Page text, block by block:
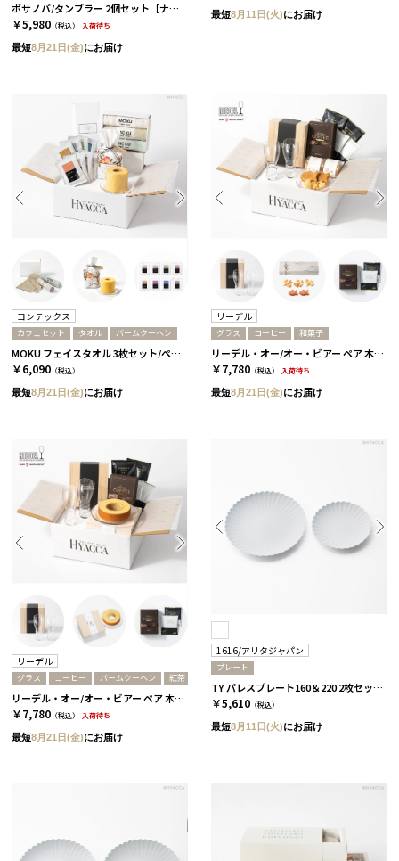
ボサノバ/タンブラー 2個セット［ナハトマン］+バームクーヘン+コーヒーor紅茶 コーヒー
￥5,980 （税込） 入荷待ち
最短8月21日(金)にお届け
最短8月11日(火)にお届け
コンテックス
カフェセット タオル バームクーヘン
MOKU フェイスタオル 3枚セット/ペール［コンテックス］+バームクーヘン+Cafeセット
￥6,090 （税込）
最短8月21日(金)にお届け
リーデル
グラス コーヒー 和菓子
リーデル・オー/オー・ビアー ペア 木箱入り［リーデル］+和菓子+コーヒー
￥7,780 （税込） 入荷待ち
最短8月21日(金)にお届け
リーデル
グラス コーヒー バームクーヘン 紅茶
リーデル・オー/オー・ビアー ペア 木箱入り［リーデル］+バームクーヘン+コーヒーor紅茶 コーヒー
￥7,780 （税込） 入荷待ち
最短8月21日(金)にお届け
1616/アリタジャパン
プレート
TY パレスプレート160＆220 2枚セット［1616/アリタジャパン］
￥5,610 （税込）
最短8月11日(火)にお届け